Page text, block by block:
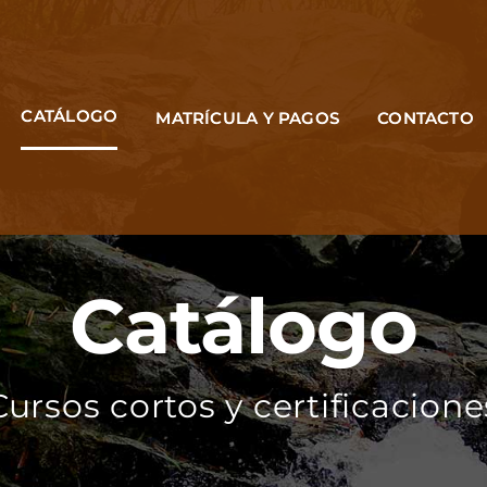
CATÁLOGO MATRÍCULA Y PAGOS CONTACTO
Catálogo
cortos y